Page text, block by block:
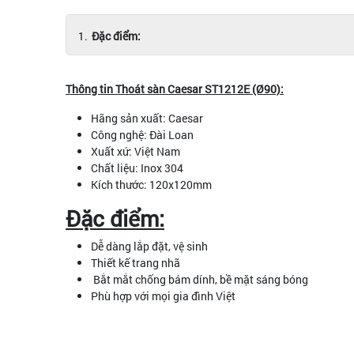
Đặc điểm:
Thông tin Thoát sàn Caesar ST1212E (Ø90):
Hãng sản xuất: Caesar
Công nghệ: Đài Loan
Xuất xứ: Việt Nam
Chất liệu: Inox 304
Kích thước: 120x120mm
Đặc điểm:
Dễ dàng lắp đặt, vệ sinh
Thiết kế trang nhã
Bắt mắt chống bám dính, bề mặt sáng bóng
Phù hợp với mọi gia đình Việt